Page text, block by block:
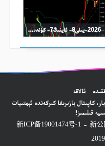
2026-يىلى8- ئاينىڭ7- كۈندىكى كۈمۈش سودا خۇلاسىسى
ئالاقە
كاپىتال بازىرىغا كىرگەندە ئېھتىيات
قىلىمىز!
新ICP备19001474号-1 - 新公